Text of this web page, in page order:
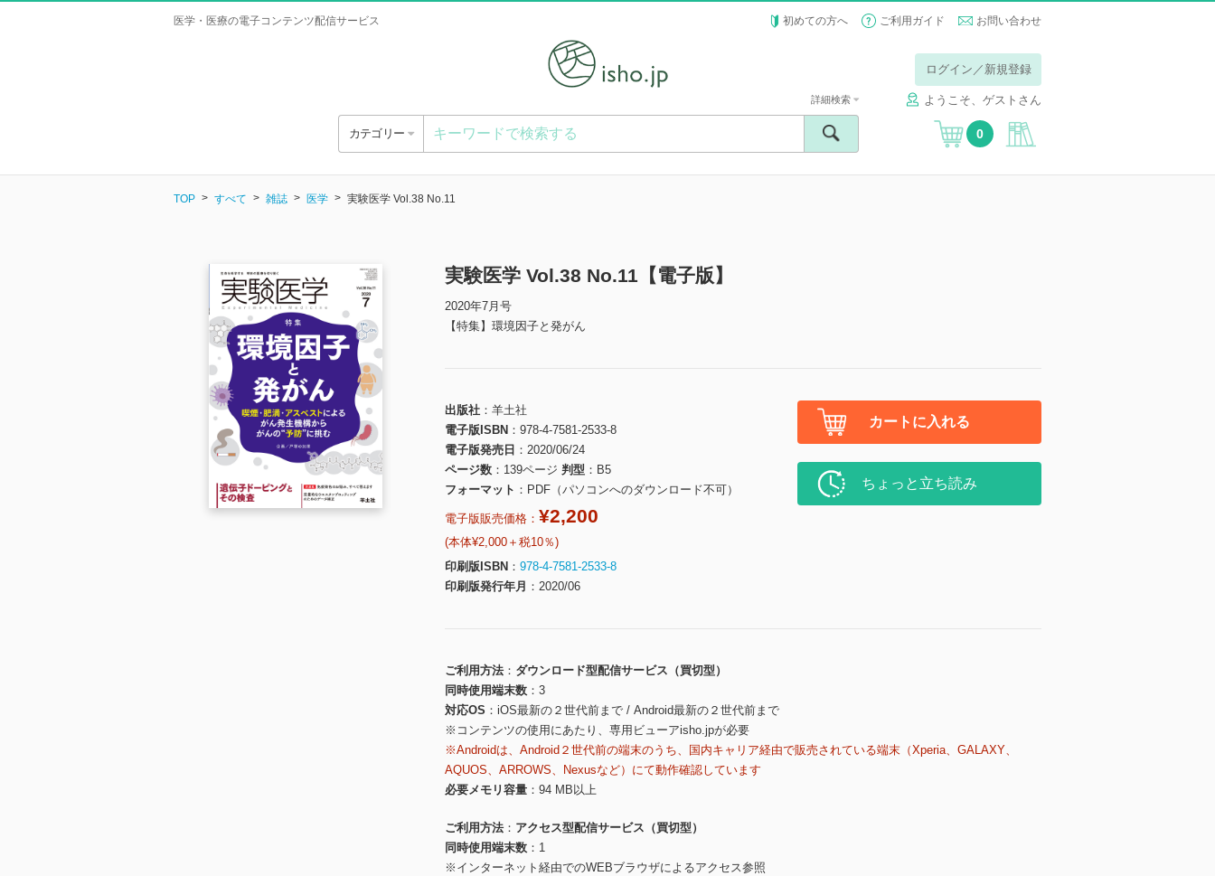
医学・医療の電子コンテンツ配信サービス 初めての方へ ご利用ガイド お問い合わせ
ログイン／新規登録
ようこそ、ゲストさん
カテゴリー
詳細検索
0
TOP すべて 雑誌 医学 実験医学 Vol.38 No.11
実験医学 Vol.38 No.11【電子版】
2020年7月号
【特集】環境因子と発がん
出版社
羊土社
電子版ISBN
978-4-7581-2533-8
電子版発売日
2020/06/24
ページ数
139ページ 判型
B5
フォーマット
PDF（パソコンへのダウンロード不可）
電子版販売価格： ¥2,200
(本体¥2,000＋税10％)
印刷版ISBN
978-4-7581-2533-8
印刷版発行年月
2020/06
カートに入れる
ちょっと立ち読み
ご利用方法
ダウンロード型配信サービス（買切型）
同時使用端末数
3
対応OS
iOS最新の２世代前まで / Android最新の２世代前まで
※コンテンツの使用にあたり、専用ビューアisho.jpが必要
※Androidは、Android２世代前の端末のうち、国内キャリア経由で販売されている端末（Xperia、GALAXY、
AQUOS、ARROWS、Nexusなど）にて動作確認しています
必要メモリ容量
94 MB以上
ご利用方法
アクセス型配信サービス（買切型）
同時使用端末数
1
※インターネット経由でのWEBブラウザによるアクセス参照